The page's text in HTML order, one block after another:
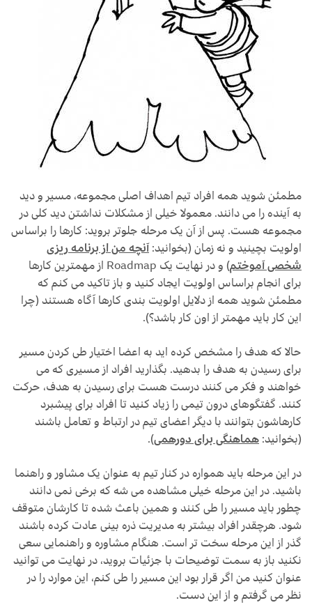
مطمئن شوید همه افراد تیم اهداف اصلی مجموعه، مسیر و دید
به آینده را می دانند. معمولا خیلی از مشکلات نداشتن دید کلی در
مجموعه هست. پس از آن یک مرحله جلوتر بروید: کارها را براساس
اولویت بچینید و نه زمان (بخوانید:آنچه من از برنامه ریزی
شخصی آموختم
) و در نهایت یک Roadmap از مهمترین کارها
برای انجام براساس اولویت ایجاد کنید و باز تاکید می کنم که
مطمئن شوید همه از دلایل اولویت بندی کارها آگاه هستند (چرا
این کار باید مهمتر از اون کار باشد؟).
حالا که هدف را مشخص کرده اید به اعضا اختیار طی کردن مسیر
برای رسیدن به هدف را بدهید. بگذارید افراد از مسیری که می
خواهند و فکر می کنند درست هست برای رسیدن به هدف، حرکت
کنند. گفتگوهای درون تیمی را زیاد کنید تا افراد برای پیشبرد
کارهاشون بتوانند با دیگر اعضای تیم در ارتباط و تعامل باشند
(بخوانید:هماهنگی برای دورهمی).
در این مرحله باید همواره در کنار تیم به عنوان یک مشاور و راهنما
باشید. در این مرحله خیلی مشاهده می شه که برخی نمی دانند
چطور باید مسیر را طی کنند و همین باعث شده تا کارشان متوقف
شود. هرچقدر افراد بیشتر به مدیریت ذره بینی عادت کرده باشند
گذر از این مرحله سخت تر است. هنگام مشاوره و راهنمایی سعی
نکنید باز به سمت توضیحات با جزئیات بروید، در نهایت می توانید
عنوان کنید من اگر قرار بود این مسیر را طی کنم، این موارد را در
نظر می گرفتم و از این دست.